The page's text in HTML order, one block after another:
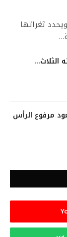
ويحدد ثغراتها
الثلاث…
مرفوع الرأس